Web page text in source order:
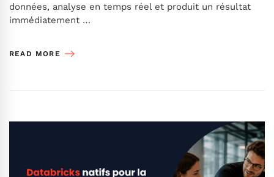
données, analyse en temps réel et produit un résultat
immédiatement …
READ MORE